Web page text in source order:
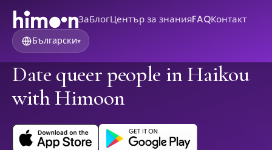
ЗаБлогЦентър за знанияFAQКонтакт
Български▾
Date queer people in Haikou
with Himoon